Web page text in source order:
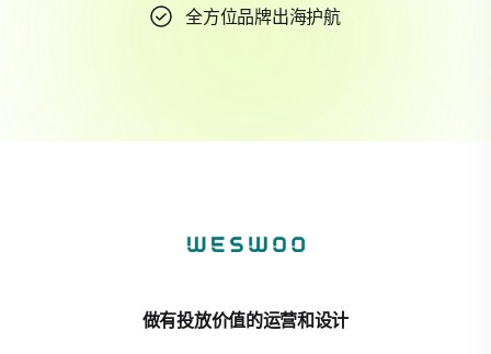
全方位品牌出海护航
做有投放价值的运营和设计